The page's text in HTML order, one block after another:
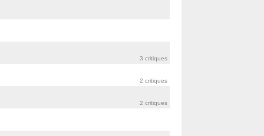
3 critiques
2 critiques
2 critiques